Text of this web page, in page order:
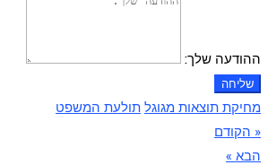
ההודעה שלך:
שליחה
מחיקת תוצאות מגוגל תולעת המשפט
« הקודם
הבא »